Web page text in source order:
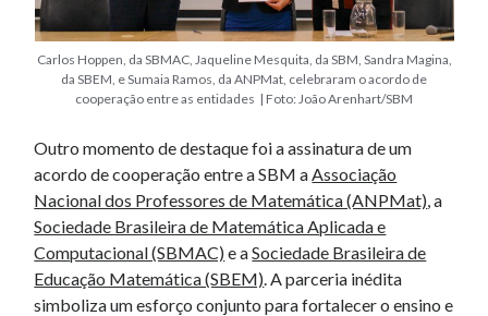
Carlos Hoppen, da SBMAC, Jaqueline Mesquita, da SBM, Sandra Magina,
da SBEM, e Sumaia Ramos, da ANPMat, celebraram o acordo de
cooperação entre as entidades | Foto: João Arenhart/SBM
Outro momento de destaque foi a assinatura de um
acordo de cooperação entre a SBM aAssociação
Nacional dos Professores de Matemática (ANPMat), a
Sociedade Brasileira de Matemática Aplicada e
Computacional (SBMAC) e aSociedade Brasileira de
Educação Matemática (SBEM). A parceria inédita
simboliza um esforço conjunto para fortalecer o ensino e